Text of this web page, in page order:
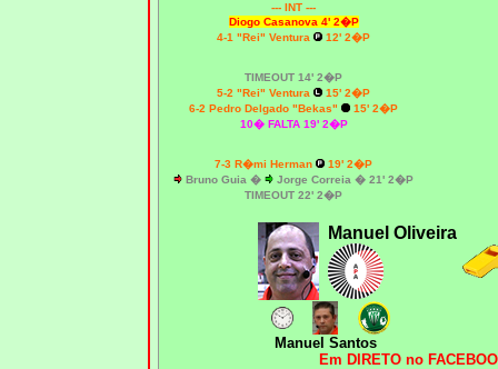
--- INT ---
Diogo Casanova 4' 2�P
4-1 "Rei" Ventura 12' 2�P
TIMEOUT 14' 2�P
5-2 "Rei" Ventura
15' 2�P
6-2 Pedro Delgado "Bekas"
15' 2�P
10� FALTA 19' 2�P
7-3 R�mi Herman
19' 2�P
Bruno Guia �
Jorge Correia � 21' 2�P
TIMEOUT 22' 2�P
Manuel Oliveira
Manuel Santos
Em DIRETO no